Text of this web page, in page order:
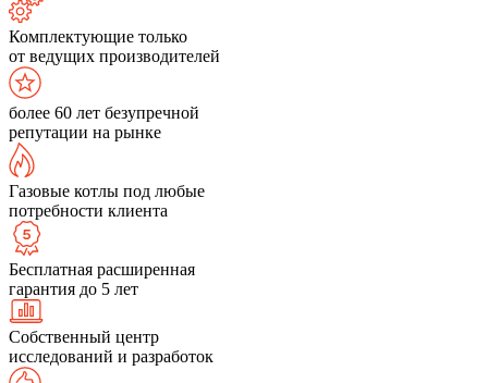
Комплектующие только
от ведущих производителей
более 60 лет безупречной
репутации на рынке
Газовые котлы под любые
потребности клиента
Бесплатная расширенная
гарантия до 5 лет
Собственный центр
исследований и разработок